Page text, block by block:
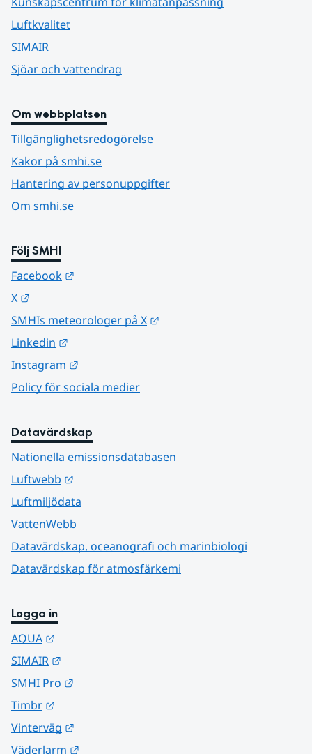
Luftkvalitet
SIMAIR
Sjöar och vattendrag
Om webbplatsen
Tillgänglighetsredogörelse
Kakor på smhi.se
Hantering av personuppgifter
Om smhi.se
Följ SMHI
Facebook
X
SMHIs meteorologer på X
Linkedin
Instagram
Policy för sociala medier
Datavärdskap
Nationella emissionsdatabasen
Luftwebb
Luftmiljödata
VattenWebb
Datavärdskap, oceanografi och marinbiologi
Datavärdskap för atmosfärkemi
Logga in
AQUA
SIMAIR
SMHI Pro
Timbr
Vinterväg
Väderlarm